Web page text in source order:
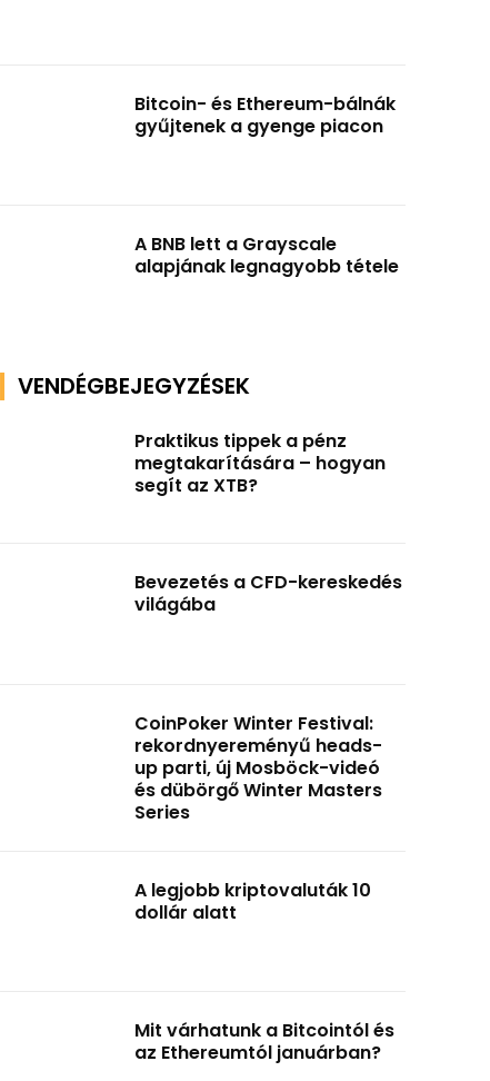
Bitcoin- és Ethereum-bálnák
gyűjtenek a gyenge piacon
A BNB lett a Grayscale
alapjának legnagyobb tétele
VENDÉGBEJEGYZÉSEK
Praktikus tippek a pénz
megtakarítására – hogyan
segít az XTB?
Bevezetés a CFD-kereskedés
világába
CoinPoker Winter Festival:
rekordnyereményű heads-
up parti, új Mosböck-videó
és dübörgő Winter Masters
Series
A legjobb kriptovaluták 10
dollár alatt
Mit várhatunk a Bitcointól és
az Ethereumtól januárban?